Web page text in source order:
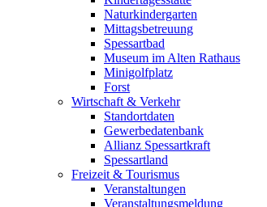
Naturkindergarten
Mittagsbetreuung
Spessartbad
Museum im Alten Rathaus
Minigolfplatz
Forst
Wirtschaft & Verkehr
Standortdaten
Gewerbedatenbank
Allianz Spessartkraft
Spessartland
Freizeit & Tourismus
Veranstaltungen
Veranstaltungsmeldung